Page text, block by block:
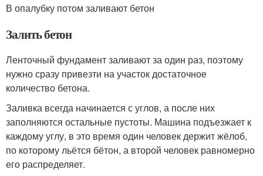
В опалубку потом заливают бетон
Залить бетон
Ленточный фундамент заливают за один раз, поэтому
нужно сразу привезти на участок достаточное
количество бетона.
Заливка всегда начинается с углов, а после них
заполняются остальные пустоты. Машина подъезжает к
каждому углу, в это время один человек держит жёлоб,
по которому льётся бётон, а второй человек равномерно
его распределяет.